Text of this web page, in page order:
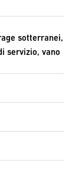
sotterranei,
servizio, vano